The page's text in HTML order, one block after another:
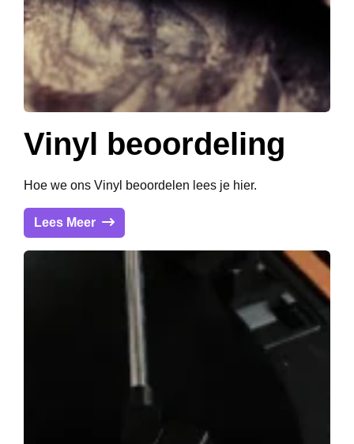
Vinyl beoordeling
Hoe we ons Vinyl beoordelen lees je hier.
Lees Meer